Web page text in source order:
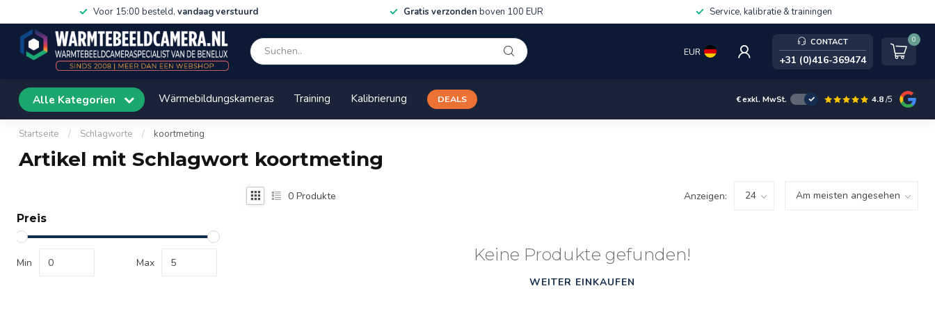
Voor 15:00 besteld, vandaag verstuurd Gratis verzonden boven 100 EUR Service, kalibratie & trainingen
EUR
CONTACT
+31 (0)416-369474
0
Alle Kategorien Wärmebildungskameras Training Kalibrierung DEALS €exkl. MwSt. 4.8/5
Startseite / Schlagworte / koortmeting
Artikel mit Schlagwort koortmeting
Preis
Min Max
0 Produkte Anzeigen:
Keine Produkte gefunden!
WEITER EINKAUFEN